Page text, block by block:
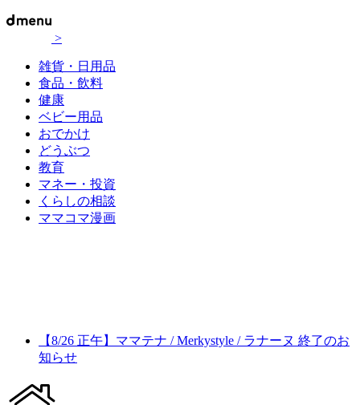
>
雑貨・日用品
食品・飲料
健康
ベビー用品
おでかけ
どうぶつ
教育
マネー・投資
くらしの相談
ママコマ漫画
【8/26 正午】ママテナ / Merkystyle / ラナーヌ 終了のお
知らせ